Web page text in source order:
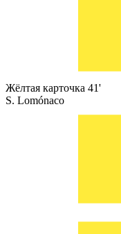
Жёлтая карточка 41'
S. Lomónaco